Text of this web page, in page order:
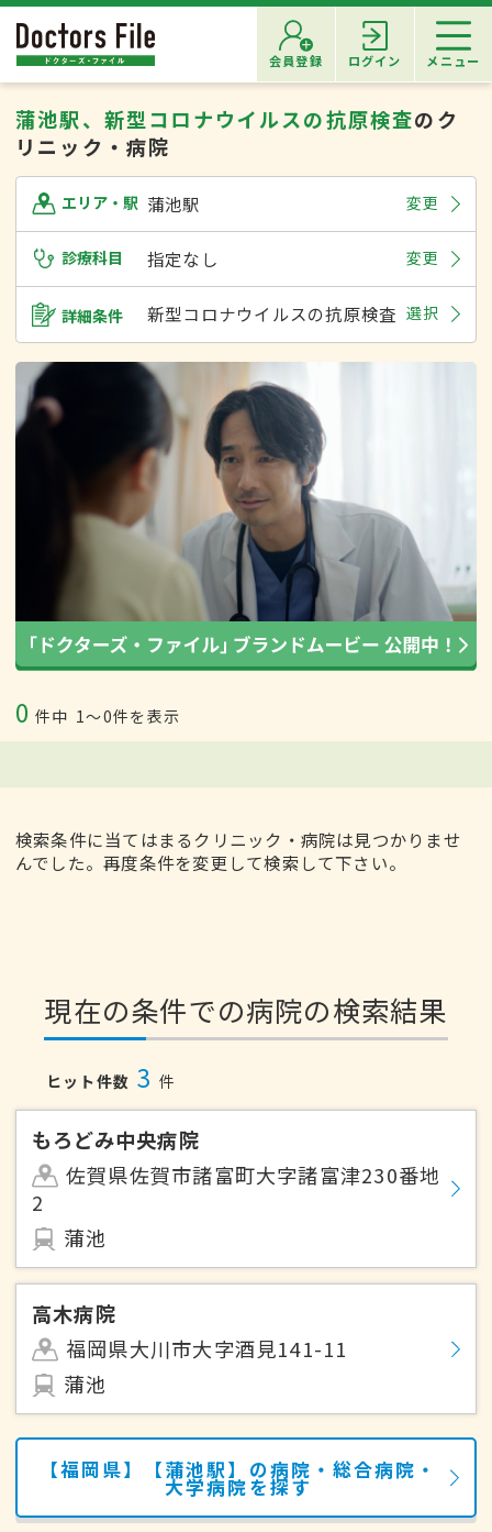
会員登録 ログイン メニュー
蒲池駅、新型コロナウイルスの抗原検査のク
リニック・病院
エリア・駅 蒲池駅 変更
診療科目 指定なし 変更
詳細条件 新型コロナウイルスの抗原検査 選択
0 件中 1〜0件を表示
検索条件に当てはまるクリニック・病院は見つかりませ
んでした。再度条件を変更して検索して下さい。
現在の条件での病院の検索結果
ヒット件数 3 件
もろどみ中央病院
佐賀県佐賀市諸富町大字諸富津230番地
2
蒲池
高木病院
福岡県大川市大字酒見141-11
蒲池
【福岡県】【蒲池駅】の病院・総合病院・
大学病院を探す